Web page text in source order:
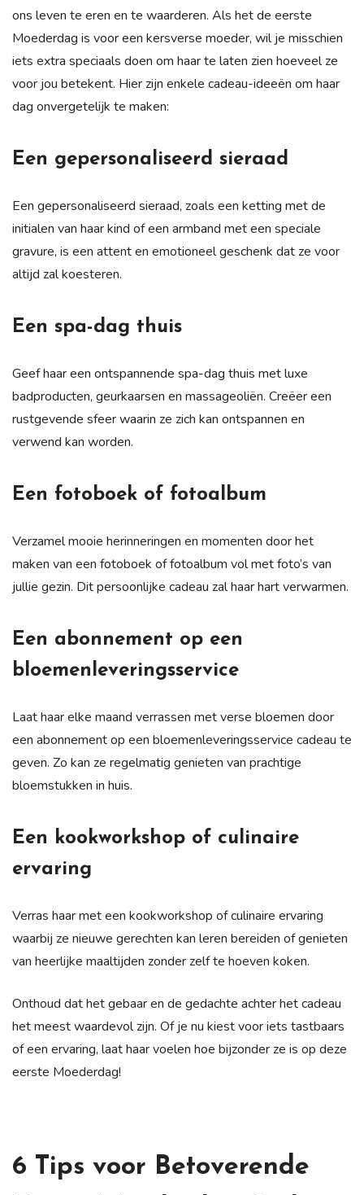
ons leven te eren en te waarderen. Als het de eerste
Moederdag is voor een kersverse moeder, wil je misschien
iets extra speciaals doen om haar te laten zien hoeveel ze
voor jou betekent. Hier zijn enkele cadeau-ideeën om haar
dag onvergetelijk te maken:
Een gepersonaliseerd sieraad
Een gepersonaliseerd sieraad, zoals een ketting met de
initialen van haar kind of een armband met een speciale
gravure, is een attent en emotioneel geschenk dat ze voor
altijd zal koesteren.
Een spa-dag thuis
Geef haar een ontspannende spa-dag thuis met luxe
badproducten, geurkaarsen en massageoliën. Creëer een
rustgevende sfeer waarin ze zich kan ontspannen en
verwend kan worden.
Een fotoboek of fotoalbum
Verzamel mooie herinneringen en momenten door het
maken van een fotoboek of fotoalbum vol met foto’s van
jullie gezin. Dit persoonlijke cadeau zal haar hart verwarmen.
Een abonnement op een
bloemenleveringsservice
Laat haar elke maand verrassen met verse bloemen door
een abonnement op een bloemenleveringsservice cadeau te
geven. Zo kan ze regelmatig genieten van prachtige
bloemstukken in huis.
Een kookworkshop of culinaire
ervaring
Verras haar met een kookworkshop of culinaire ervaring
waarbij ze nieuwe gerechten kan leren bereiden of genieten
van heerlijke maaltijden zonder zelf te hoeven koken.
Onthoud dat het gebaar en de gedachte achter het cadeau
het meest waardevol zijn. Of je nu kiest voor iets tastbaars
of een ervaring, laat haar voelen hoe bijzonder ze is op deze
eerste Moederdag!
6 Tips voor Betoverende